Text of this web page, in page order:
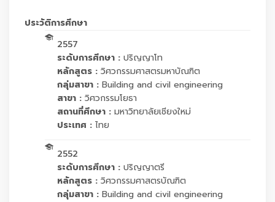
ประวัติการศึกษา
2557
ระดับการศึกษา : ปริญญาโท
หลักสูตร : วิศวกรรมศาสตรมหาบัณฑิต
กลุ่มสาขา : Building and civil engineering
สาขา : วิศวกรรมโยธา
สถานที่ศึกษา : มหาวิทยาลัยเชียงใหม่
ประเทศ : ไทย
2552
ระดับการศึกษา : ปริญญาตรี
หลักสูตร : วิศวกรรมศาสตรบัณฑิต
กลุ่มสาขา : Building and civil engineering